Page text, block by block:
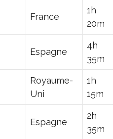
France
1h
20m
Espagne
4h
35m
Royaume-
Uni
1h
15m
Espagne
2h
35m